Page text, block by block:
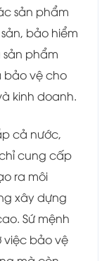
sản phẩm
bảo hiểm
sản phẩm
bảo vệ cho
kinh doanh.
cả nước,
cung cấp
ra môi
xây dựng
Sứ mệnh
việc bảo vệ